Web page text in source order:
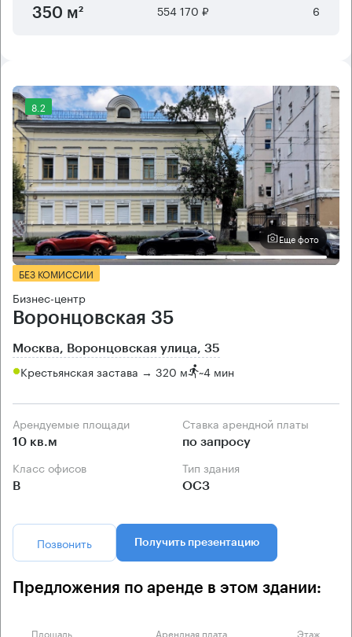
350 м² 554 170 ₽ 6
8.2
Еще фото
БЕЗ КОМИССИИ
Бизнес-центр
Воронцовская 35
Москва, Воронцовская улица, 35
Крестьянская застава → 320 м ~4 мин
Арендуемые площади
10 кв.м
Ставка арендной платы
по запросу
Класс офисов
B
Тип здания
ОСЗ
Позвонить Получить презентацию
Предложения по аренде в этом здании:
Площадь Арендная плата Этаж